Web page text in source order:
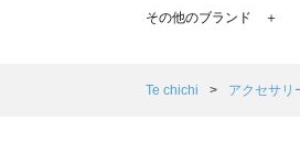
TSUHARU by Samansa
Samansa Mos2 Lagom（
その他のブランド ＋
Te chichi アクセサリ